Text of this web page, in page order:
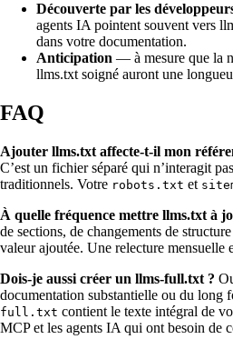
Découverte par les
agents IA pointent souvent vers
dans votre documentation.
Anticipation — à mesure que la
llms.txt soigné auront une
FAQ
Ajouter llms.txt affecte-t-il mon
C’est un fichier séparé qui n’interagit
traditionnels. Votre robots.txt et
À quelle fréquence mettre llms.txt à
de sections, de changements de
valeur ajoutée. Une relecture mensuelle
Dois-je aussi créer un llms-full.txt ?
documentation substantielle ou du long
full.txt contient le texte intégral de
MCP et les agents IA qui ont besoin de